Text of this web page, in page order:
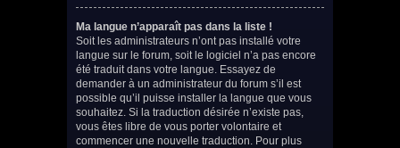
Ma langue n’apparaît pas dans la liste !
Soit les administrateurs n’ont pas installé votre
langue sur le forum, soit le logiciel n’a pas encore
été traduit dans votre langue. Essayez de
demander à un administrateur du forum s’il est
possible qu’il puisse installer la langue que vous
souhaitez. Si la traduction désirée n’existe pas,
vous êtes libre de vous porter volontaire et
commencer une nouvelle traduction. Pour plus